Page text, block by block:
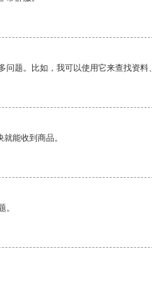
题。比如，我可以使用它来查找资料
能收到商品。
。